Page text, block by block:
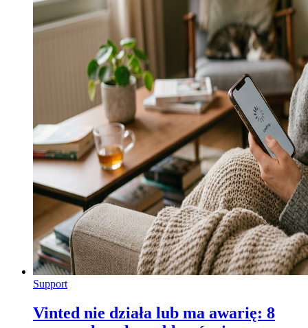
Support
Vinted nie działa lub ma awarię: 8